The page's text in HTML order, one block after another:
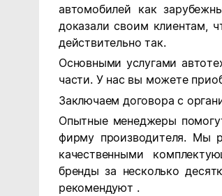
автомобилей как
доказали своим клиентам,
действительно так.
Основными услугами
части. У нас вы можете
Заключаем договора с
Опытные менеджеры
фирму производителя. Мы
качественными
бренды за несколько
рекомендуют .